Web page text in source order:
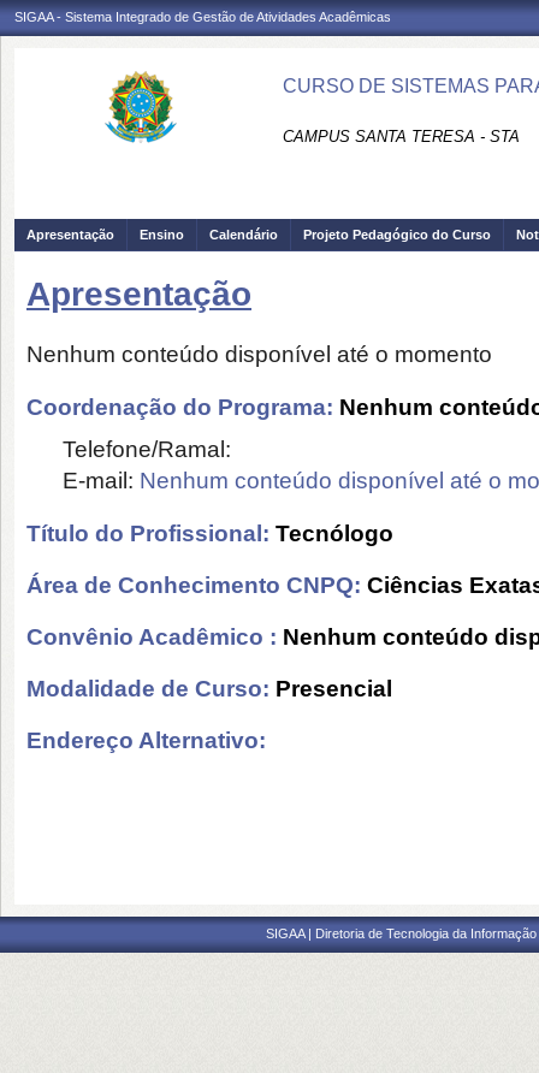
SIGAA - Sistema Integrado de Gestão de Atividades Acadêmicas
CURSO DE SISTEMAS
CAMPUS SANTA TERESA - STA
Apresentação Ensino Calendário Projeto Pedagógico do Curso
Apresentação
Nenhum conteúdo disponível até o momento
Coordenação do Programa: Nenhum
Telefone/Ramal:
E-mail: Nenhum conteúdo disponível até o
Título do Profissional: Tecnólogo
Área de Conhecimento CNPQ: Ciências
Convênio Acadêmico : Nenhum conteúdo
Modalidade de Curso: Presencial
Endereço Alternativo:
SIGAA | Diretoria de Tecnologia da